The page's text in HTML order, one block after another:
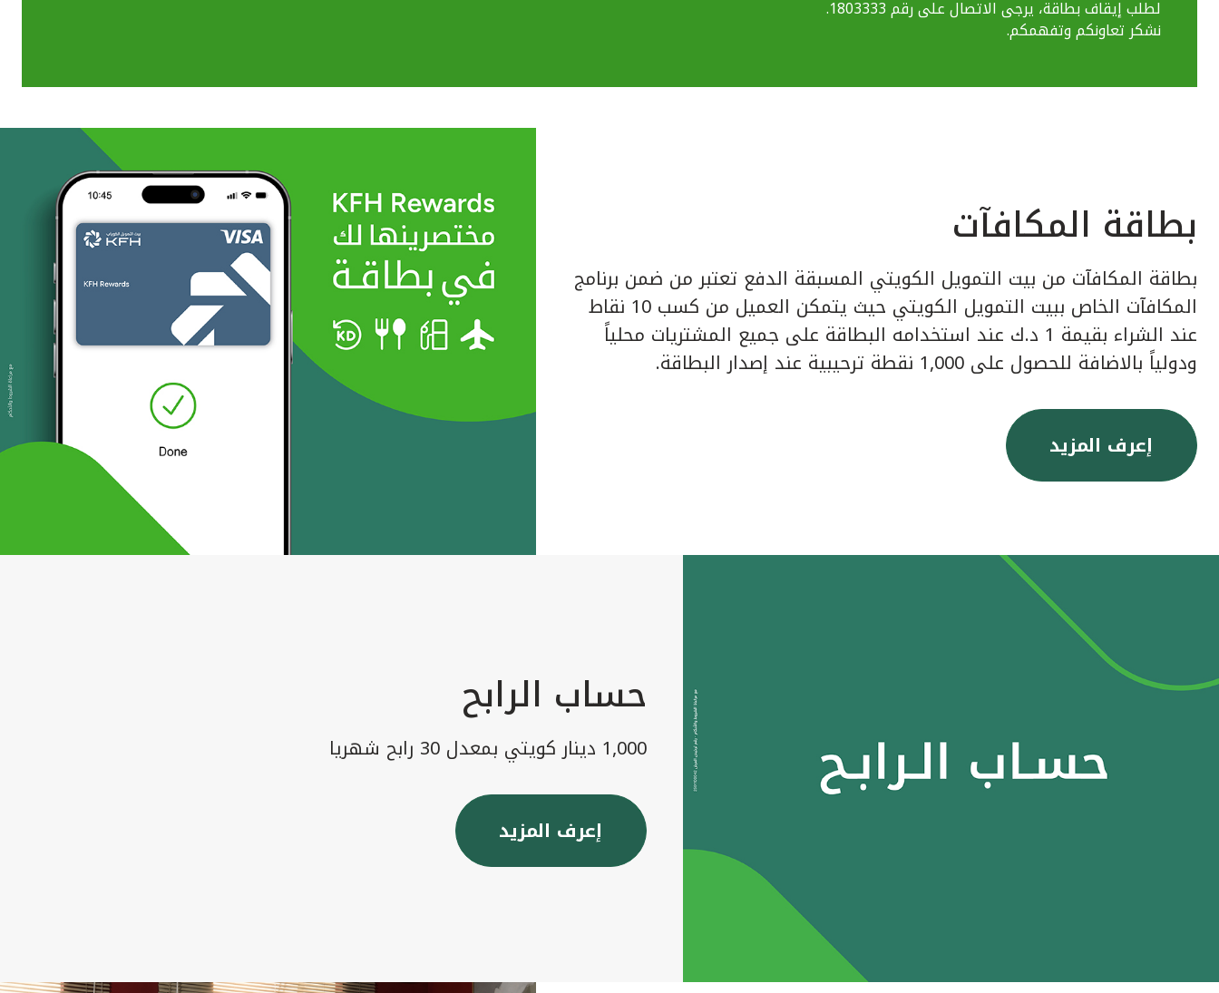
لطلب إيقاف بطاقة، يرجى الاتصال على رقم 1803333.
نشكر تعاونكم وتفهمكم.
بطاقة المكافآت
بطاقة المكافآت من بيت التمويل الكويتي المسبقة الدفع تعتبر من ضمن برنامج
المكافآت الخاص ببيت التمويل الكويتي حيث يتمكن العميل من كسب 10 نقاط
عند الشراء بقيمة 1 د.ك عند استخدامه البطاقة على جميع المشتريات محلياً
ودولياً بالاضافة للحصول على 1,000 نقطة ترحيبية عند إصدار البطاقة.
إعرف المزيد
حساب الرابح
1,000 دينار كويتي بمعدل 30 رابح شهريا
إعرف المزيد